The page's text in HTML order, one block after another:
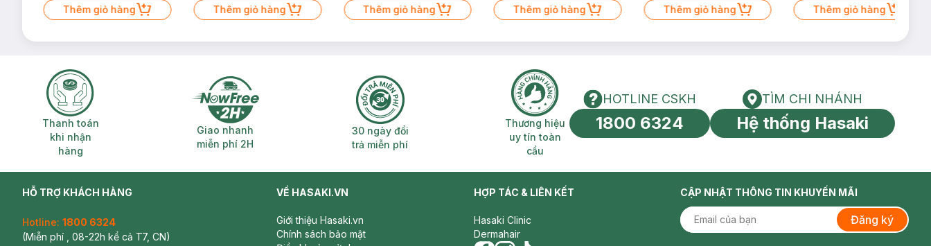
Thêm giỏ hàng Thêm giỏ hàng Thêm giỏ hàng Thêm giỏ hàng Thêm giỏ hàng Thêm giỏ hàng
Thanh toán khi nhận hàng
Thanh toán
khi nhận
hàng
Giao nhanh miễn phí 2H
Giao nhanh
miễn phí 2H
30 ngày đổi trả miễn phí
30 ngày đổi
trả miễn phí
Thương hiệu uy tín toàn cầu
Thương hiệu
uy tín toàn
cầu
HOTLINE CSKH
HOTLINE CSKH
1800 6324
Tìm chi nhánh
TÌM CHI NHÁNH
Hệ thống Hasaki
HỖ TRỢ KHÁCH HÀNG
Hotline: 1800 6324
(Miễn phí , 08-22h kể cả T7, CN)
VỀ HASAKI.VN
Giới thiệu Hasaki.vn
Chính sách bảo mật
HỢP TÁC & LIÊN KẾT
Hasaki Clinic
Dermahair
CẬP NHẬT THÔNG TIN KHUYẾN MÃI
Đăng ký